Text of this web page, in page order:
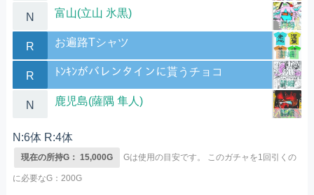
N 富山(立山 氷黒)
詳細
R お遍路Tシャツ
詳細
R ﾄﾝｷﾝがバレンタインに貰うチョコ
詳細
N 鹿児島(薩隅 隼人)
詳細
N:6体 R:4体
現在の所持G： 15,000G Gは使用の目安です。 このガチャを1回引くの
に必要なG：200G